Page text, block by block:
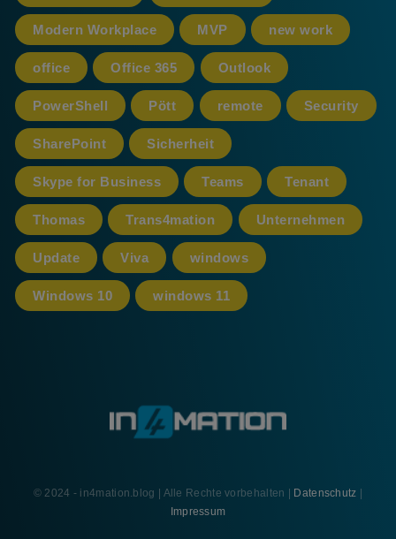
Modern Workplace MVP new work
office Office 365 Outlook
PowerShell Pött remote Security
SharePoint Sicherheit
Skype for Business Teams Tenant
Thomas Trans4mation Unternehmen
Update Viva windows
Windows 10 windows 11
© 2024 - in4mation.blog | Alle Rechte vorbehalten | Datenschutz
Impressum